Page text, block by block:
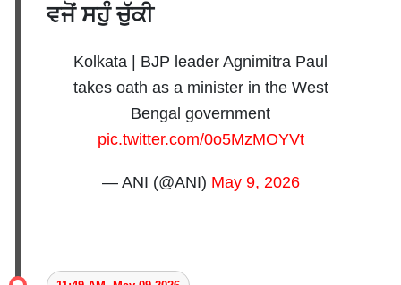
ਵਜੋਂ ਸਹੁੰ ਚੁੱਕੀ
Kolkata | BJP leader Agnimitra Paul
takes oath as a minister in the West
Bengal government
pic.twitter.com/0o5MzMOYVt
— ANI (@ANI) May 9, 2026